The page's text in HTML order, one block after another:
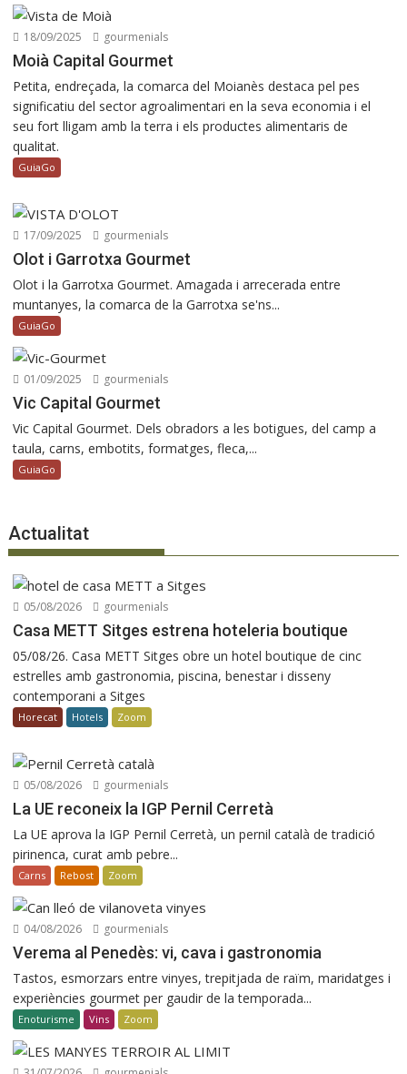
18/09/2025 gourmenials
Moià Capital Gourmet
Petita, endreçada, la comarca del Moianès destaca pel pes
significatiu del sector agroalimentari en la seva economia i el
seu fort lligam amb la terra i els productes alimentaris de
qualitat.
GuiaGo
17/09/2025 gourmenials
Olot i Garrotxa Gourmet
Olot i la Garrotxa Gourmet. Amagada i arrecerada entre
muntanyes, la comarca de la Garrotxa se'ns...
GuiaGo
01/09/2025 gourmenials
Vic Capital Gourmet
Vic Capital Gourmet. Dels obradors a les botigues, del camp a
taula, carns, embotits, formatges, fleca,...
GuiaGo
Actualitat
05/08/2026 gourmenials
Casa METT Sitges estrena hoteleria boutique
05/08/26. Casa METT Sitges obre un hotel boutique de cinc
estrelles amb gastronomia, piscina, benestar i disseny
contemporani a Sitges
Horecat Hotels Zoom
05/08/2026 gourmenials
La UE reconeix la IGP Pernil Cerretà
La UE aprova la IGP Pernil Cerretà, un pernil català de tradició
pirinenca, curat amb pebre...
Carns Rebost Zoom
04/08/2026 gourmenials
Verema al Penedès: vi, cava i gastronomia
Tastos, esmorzars entre vinyes, trepitjada de raïm, maridatges i
experiències gourmet per gaudir de la temporada...
Enoturisme Vins Zoom